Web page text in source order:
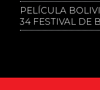
PELÍCULA
34 FESTIVAL DE